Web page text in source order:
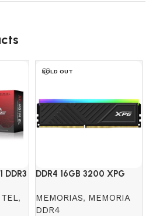
DDR3
,
SOLD OUT
DDR4 16GB 3200 XPG
MEMORIAS, MEMORIA
DDR4